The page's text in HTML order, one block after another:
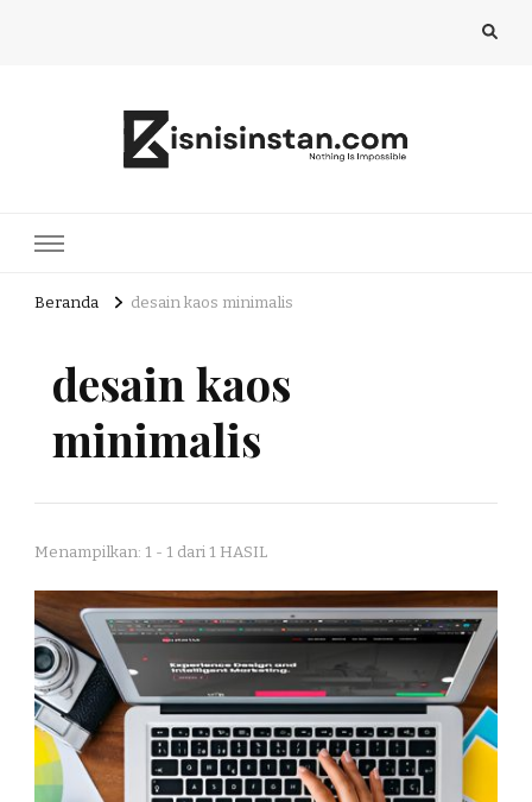
Beranda desain kaos minimalis
desain kaos
minimalis
Menampilkan: 1 - 1 dari 1 HASIL